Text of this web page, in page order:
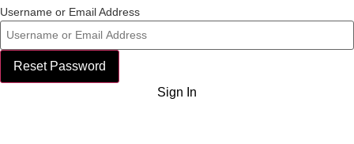
Username or Email Address
Reset Password
Sign In